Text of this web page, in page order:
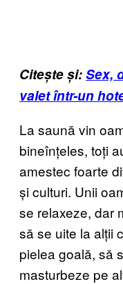
Citește și:Sex,
valet într-un
La saună vin
bineînțeles, toți
amestec foarte
și culturi. Unii
se relaxeze, dar
să se uite la alții
pielea goală, să
masturbeze pe